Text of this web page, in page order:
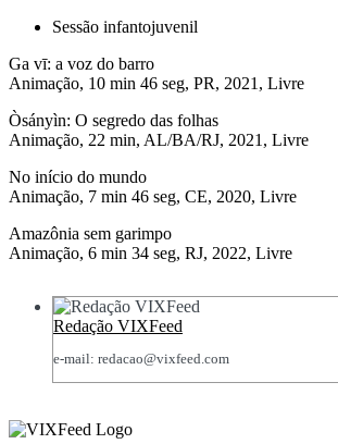
Sessão infantojuvenil
Ga vī: a voz do barro
Animação, 10 min 46 seg, PR, 2021, Livre
Òsányìn: O segredo das folhas
Animação, 22 min, AL/BA/RJ, 2021, Livre
No início do mundo
Animação, 7 min 46 seg, CE, 2020, Livre
Amazônia sem garimpo
Animação, 6 min 34 seg, RJ, 2022, Livre
Redação VIXFeed
e-mail: redacao@vixfeed.com